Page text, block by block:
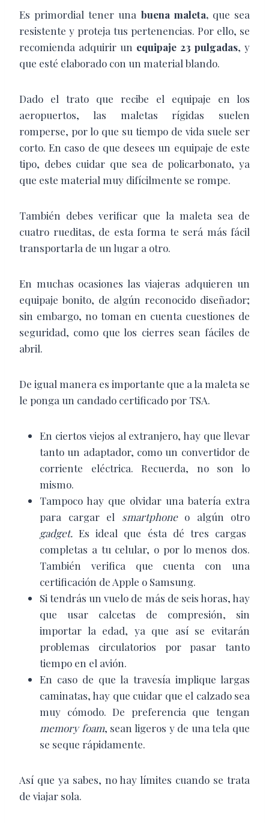
Es primordial tener una buena maleta, que sea
resistente y proteja tus pertenencias. Por ello, se
recomienda adquirir un equipaje 23 pulgadas, y
que esté elaborado con un material blando.
Dado el trato que recibe el equipaje en los
aeropuertos, las maletas rígidas suelen
romperse, por lo que su tiempo de vida suele ser
corto. En caso de que desees un equipaje de este
tipo, debes cuidar que sea de policarbonato, ya
que este material muy difícilmente se rompe.
También debes verificar que la maleta sea de
cuatro rueditas, de esta forma te será más fácil
transportarla de un lugar a otro.
En muchas ocasiones las viajeras adquieren un
equipaje bonito, de algún reconocido diseñador;
sin embargo, no toman en cuenta cuestiones de
seguridad, como que los cierres sean fáciles de
abril.
De igual manera es importante que a la maleta se
le ponga un candado certificado por TSA.
En ciertos viejos al extranjero, hay que llevar
tanto un adaptador, como un convertidor de
corriente eléctrica. Recuerda, no son lo
mismo.
Tampoco hay que olvidar una batería extra
para cargar el smartphoneo algún otro
gadget. Es ideal que ésta dé tres cargas
completas a tu celular, o por lo menos dos.
También verifica que cuenta con una
certificación de Apple o Samsung.
Si tendrás un vuelo de más de seis horas, hay
que usar calcetas de compresión, sin
importar la edad, ya que así se evitarán
problemas circulatorios por pasar tanto
tiempo en el avión.
En caso de que la travesía implique largas
caminatas, hay que cuidar que el calzado sea
muy cómodo. De preferencia que tengan
memory foam, sean ligeros y de una tela que
se seque rápidamente.
Así que ya sabes, no hay límites cuando se trata
de viajar sola.